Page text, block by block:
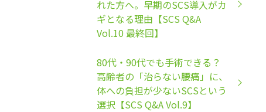
れた方へ。早期のSCS導入がカ
ギとなる理由【SCS Q&A
Vol.10 最終回】
80代・90代でも手術できる？
高齢者の「治らない腰痛」に、
体への負担が少ないSCSという
選択【SCS Q&A Vol.9】